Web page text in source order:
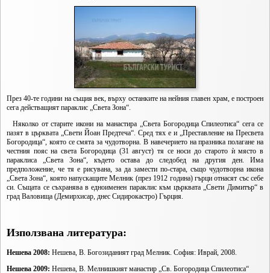
През 40-те години на същия век, върху останките на нейния главен храм, е построен
сега действащият параклис „Света Зона“.
Няколко от старите икони на манастира „Света Богородица Спилеотиса“ сега се
пазят в църквата „Свети Йоан Предтеча“. Сред тях е и „Преставление на Пресвета
Богородица“, която се смята за чудотворна. В навечерието на празника полагане на
честния пояс на света Богородица (31 август) тя се носи до старото ѝ място в
параклиса „Света Зона“, където остава до следобед на другия ден. Има
предположение, че тя е рисувана, за да замести по-стара, също чудотворна икона
„Света Зона“, която напускащите Мелник (през 1912 година) гърци отнасят със себе
си. Същата се съхранява в едноименен параклис към църквата „Свети Димитър“ в
град Валовища (Демирхисар, днес Сидирокастро) Гърция.
Използвана литература:
Нешева 2008: Нешева, В. Богозиданият град Мелник. София: Иврай, 2008.
Нешева 2009: Нешева, В. Мелнишкият манастир „Св. Богородица Спилеотиса“